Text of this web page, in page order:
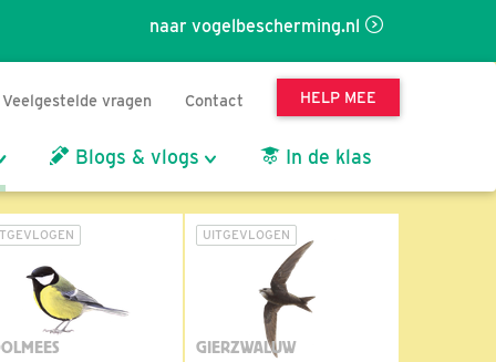
naar vogelbescherming.nl
Veelgestelde vragen Contact HELP MEE
Blogs & vlogs In de klas
UITGEVLOGEN
GIERZWALUW